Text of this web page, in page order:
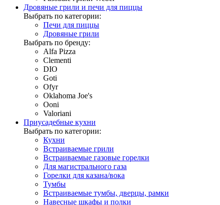
Дровяные грили и печи для пиццы
Выбрать по категории:
Печи для пиццы
Дровяные грили
Выбрать по бренду:
Alfa Pizza
Clementi
DIO
Goti
Ofyr
Oklahoma Joe's
Ooni
Valoriani
Приусадебные кухни
Выбрать по категории:
Кухни
Встраиваемые грили
Встраиваемые газовые горелки
Для магистрального газа
Горелки для казана/вока
Тумбы
Встраиваемые тумбы, дверцы, рамки
Навесные шкафы и полки